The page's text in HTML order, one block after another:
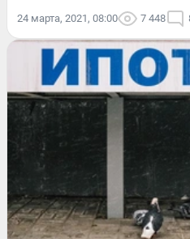
24 марта, 2021, 08:00 7 448